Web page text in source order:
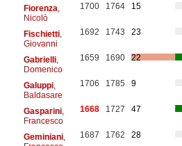
Fiorenza
Nicolò
1700 1764 15
Fischietti,
Giovanni
1692 1743 23
Gabrielli,
Domenico
1659 1690 22
Galuppi,
Baldasare
1706 1785 9
Gasparini,
Francesco
1668 1727 47
Geminiani,
1687 1762 28